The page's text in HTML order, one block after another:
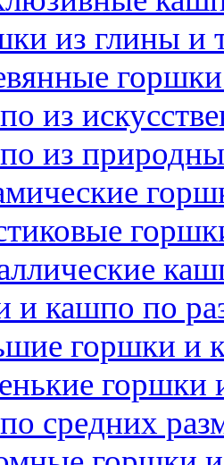
из глины и
из
из
и кашпо по
горшки и
горшки
средних